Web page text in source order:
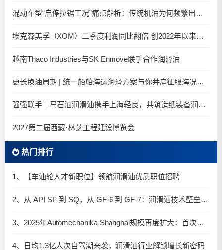
混动车型“启停拉锯工况”痛点解析：传统机油为何频繁出现油泥堆积？
埃克森美孚（XOM）二季度利润同比翻倍 创2022年以来新高
越南Thaco Industries与SK Enmove联手合作润滑油
更长换油周期 | 统一船舶海运润滑方案与你并肩征服海况运维考验
强强联手｜马石油润滑油携手上海轻良，共筑造纸装备润滑新生态
2027第二届西藏·林芝工程建设博览会
热门排行
1、【车油轮人才新职位】领航润滑油优质职位招聘
2、从 API SP 到 SQ，从 GF-6 到 GF-7：润滑油技术壁垒再升高，你准备好了吗？
3、2025年Automechanika Shanghai规模再度扩大：首次启用国家会展中心（上海）全部15个展馆
4、日均1.3亿人次自驾潮来袭，润滑油行业解锁增长新密码​